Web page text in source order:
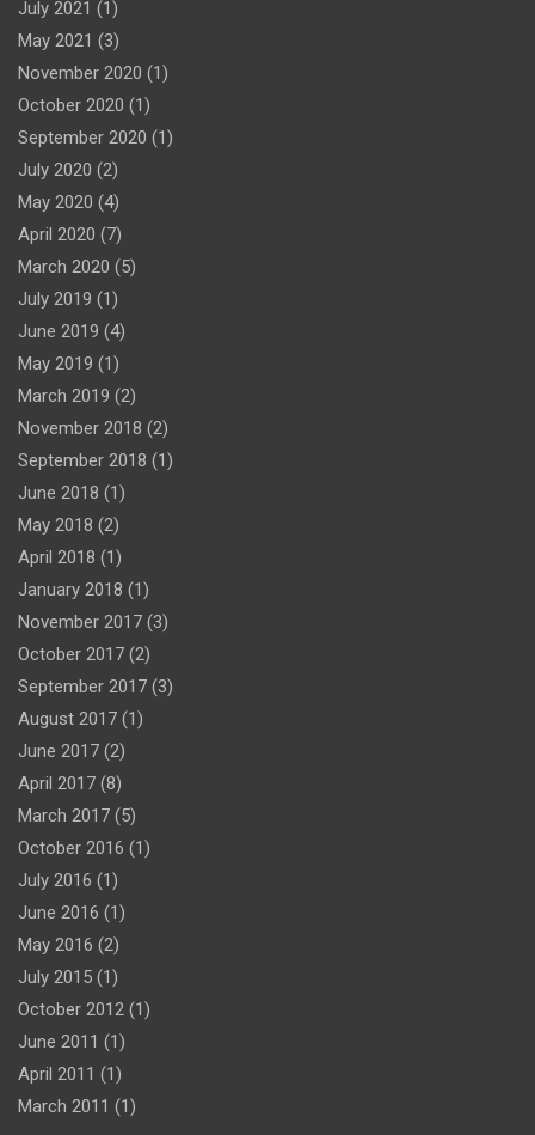
July 2021 (1)
May 2021 (3)
November 2020 (1)
October 2020 (1)
September 2020 (1)
July 2020 (2)
May 2020 (4)
April 2020 (7)
March 2020 (5)
July 2019 (1)
June 2019 (4)
May 2019 (1)
March 2019 (2)
November 2018 (2)
September 2018 (1)
June 2018 (1)
May 2018 (2)
April 2018 (1)
January 2018 (1)
November 2017 (3)
October 2017 (2)
September 2017 (3)
August 2017 (1)
June 2017 (2)
April 2017 (8)
March 2017 (5)
October 2016 (1)
July 2016 (1)
June 2016 (1)
May 2016 (2)
July 2015 (1)
October 2012 (1)
June 2011 (1)
April 2011 (1)
March 2011 (1)